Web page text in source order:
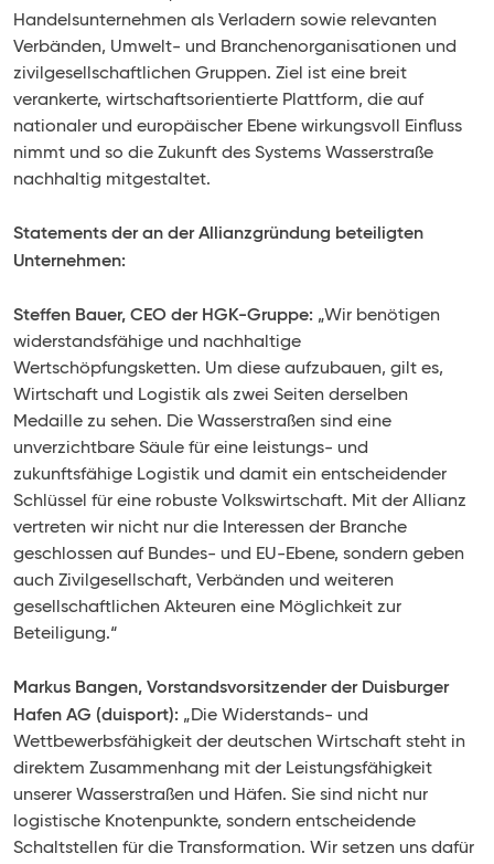
Handelsunternehmen als Verladern sowie relevanten
Verbänden, Umwelt- und Branchenorganisationen und
zivilgesellschaftlichen Gruppen. Ziel ist eine breit
verankerte, wirtschaftsorientierte Plattform, die auf
nationaler und europäischer Ebene wirkungsvoll Einfluss
nimmt und so die Zukunft des Systems Wasserstraße
nachhaltig mitgestaltet.
Statements der an der Allianzgründung beteiligten
Unternehmen:
Steffen Bauer, CEO der HGK-Gruppe: „Wir benötigen
widerstandsfähige und nachhaltige
Wertschöpfungsketten. Um diese aufzubauen, gilt es,
Wirtschaft und Logistik als zwei Seiten derselben
Medaille zu sehen. Die Wasserstraßen sind eine
unverzichtbare Säule für eine leistungs- und
zukunftsfähige Logistik und damit ein entscheidender
Schlüssel für eine robuste Volkswirtschaft. Mit der Allianz
vertreten wir nicht nur die Interessen der Branche
geschlossen auf Bundes- und EU-Ebene, sondern geben
auch Zivilgesellschaft, Verbänden und weiteren
gesellschaftlichen Akteuren eine Möglichkeit zur
Beteiligung.“
Markus Bangen, Vorstandsvorsitzender der Duisburger
Hafen AG (duisport): „Die Widerstands- und
Wettbewerbsfähigkeit der deutschen Wirtschaft steht in
direktem Zusammenhang mit der Leistungsfähigkeit
unserer Wasserstraßen und Häfen. Sie sind nicht nur
logistische Knotenpunkte, sondern entscheidende
Schaltstellen für die Transformation. Wir setzen uns dafür